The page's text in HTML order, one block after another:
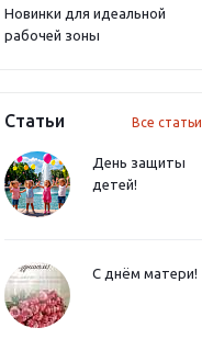
Новинки для идеальной
рабочей зоны
Статьи Все статьи
День защиты
детей!
С днём матери!